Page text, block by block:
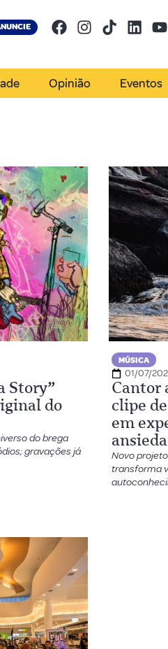
Opinião Eventos
Story”
do
do brega
gravações já
MÚSICA
01/07/
Cantor
clipe
em
Novo
transforma